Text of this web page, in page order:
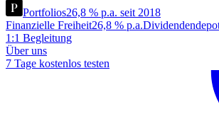
Portfolios26,8 % p.a. seit 2018
Finanzielle Freiheit26,8 % p.a.
1:1 Begleitung
Über uns
7 Tage kostenlos testen